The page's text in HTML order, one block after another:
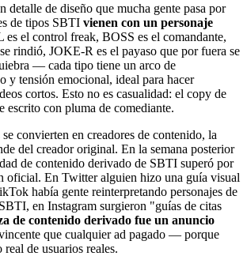
detalle de diseño que mucha gente pasa por
de tipos SBTI vienen con un personaje
es el control freak, BOSS es el comandante,
rindió, JOKE-R es el payaso que por fuera se
— cada tipo tiene un arco de
y tensión emocional, ideal para hacer
cortos. Esto no es casualidad: el copy de
escrito con pluma de comediante.
convierten en creadores de contenido, la
del creador original. En la semana posterior
de contenido derivado de SBTI superó por
oficial. En Twitter alguien hizo una guía visual
había gente reinterpretando personajes de
en Instagram surgieron "guías de citas
de contenido derivado fue un anuncio
que cualquier ad pagado — porque
de usuarios reales.